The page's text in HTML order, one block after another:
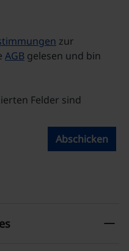
zur
AGB gelesen und bin
Felder sind
Abschicken
remove